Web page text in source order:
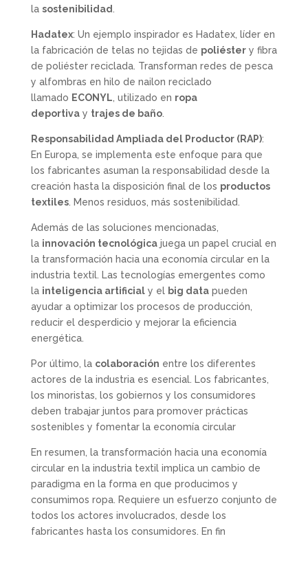
la sostenibilidad.
Hadatex: Un ejemplo inspirador es Hadatex, líder en
la fabricación de telas no tejidas de poliéstery fibra
de poliéster reciclada. Transforman redes de pesca
y alfombras en hilo de nailon reciclado
llamado ECONYL, utilizado en ropa
deportivay trajes de baño.
Responsabilidad Ampliada del Productor (RAP):
En Europa, se implementa este enfoque para que
los fabricantes asuman la responsabilidad desde la
creación hasta la disposición final de los productos
textiles. Menos residuos, más sostenibilidad.
Además de las soluciones mencionadas,
la innovación tecnológicajuega un papel crucial en
la transformación hacia una economía circular en la
industria textil. Las tecnologías emergentes como
la inteligencia artificialy el big datapueden
ayudar a optimizar los procesos de producción,
reducir el desperdicio y mejorar la eficiencia
energética.
Por último, la colaboración entre los diferentes
actores de la industria es esencial. Los fabricantes,
los minoristas, los gobiernos y los consumidores
deben trabajar juntos para promover prácticas
sostenibles y fomentar la economía circular
En resumen, la transformación hacia una economía
circular en la industria textil implica un cambio de
paradigma en la forma en que producimos y
consumimos ropa. Requiere un esfuerzo conjunto de
todos los actores involucrados, desde los
fabricantes hasta los consumidores. En fin